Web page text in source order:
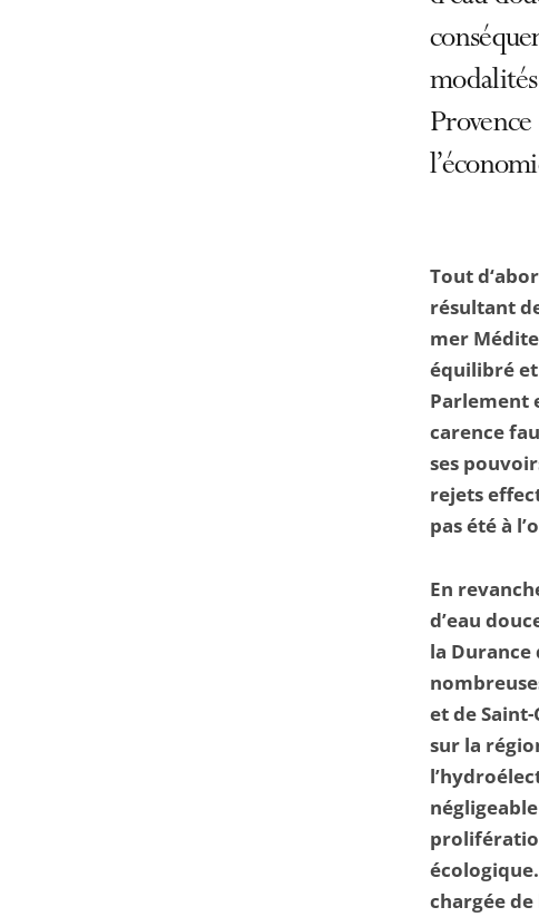
Tout
résultant
mer
équilibré
Parlement
carence
ses
rejets
pas été à
En
d’eau
la Durance
et de
sur la
chargée